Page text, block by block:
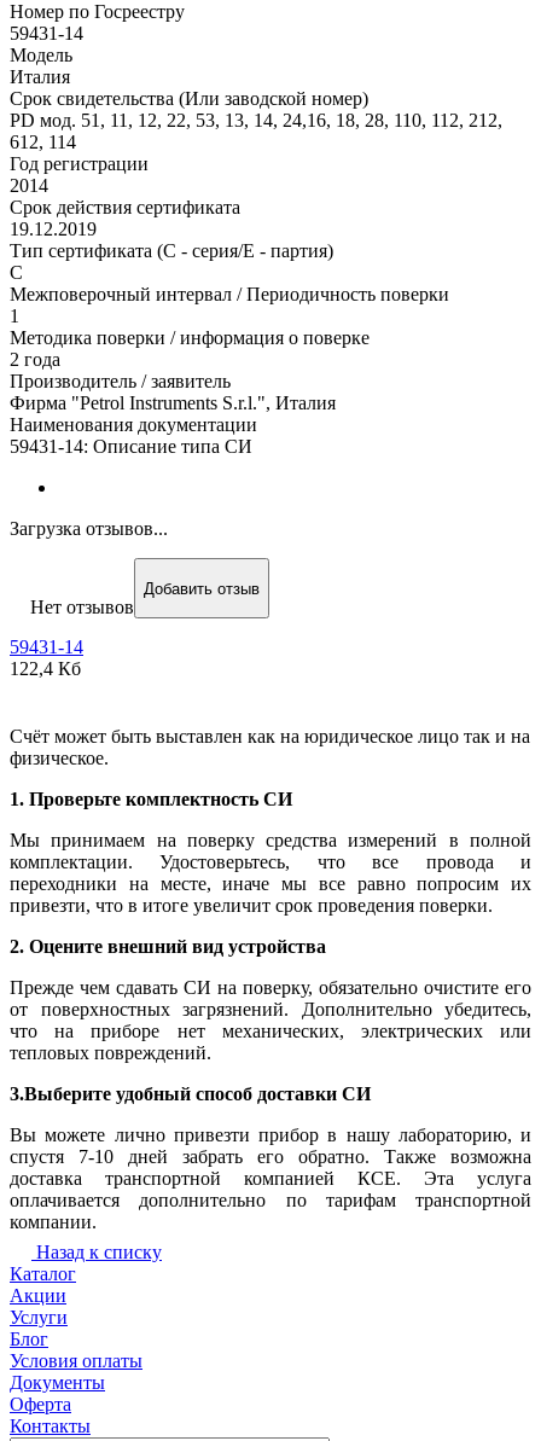
Номер по Госреестру
59431-14
Модель
Италия
Срок свидетельства (Или заводской номер)
PD мод. 51, 11, 12, 22, 53, 13, 14, 24,16, 18, 28, 110, 112, 212,
612, 114
Год регистрации
2014
Срок действия сертификата
19.12.2019
Тип сертификата (C - серия/E - партия)
C
Межповерочный интервал / Периодичность поверки
1
Методика поверки / информация о поверке
2 года
Производитель / заявитель
Фирма "Petrol Instruments S.r.l.", Италия
Наименования документации
59431-14: Описание типа СИ
Загрузка отзывов...
Нет отзывов
Добавить отзыв
59431-14
122,4 Кб
Счёт может быть выставлен как на юридическое лицо так и на
физическое.
1. Проверьте комплектность СИ
Мы принимаем на поверку средства измерений в полной
комплектации. Удостоверьтесь, что все провода и
переходники на месте, иначе мы все равно попросим их
привезти, что в итоге увеличит срок проведения поверки.
2. Оцените внешний вид устройства
Прежде чем сдавать СИ на поверку, обязательно очистите его
от поверхностных загрязнений. Дополнительно убедитесь,
что на приборе нет механических, электрических или
тепловых повреждений.
3.Выберите удобный способ доставки СИ
Вы можете лично привезти прибор в нашу лабораторию, и
спустя 7-10 дней забрать его обратно. Также возможна
доставка транспортной компанией КСЕ. Эта услуга
оплачивается дополнительно по тарифам транспортной
компании.
Назад к списку
Каталог
Акции
Услуги
Блог
Условия оплаты
Документы
Оферта
Контакты